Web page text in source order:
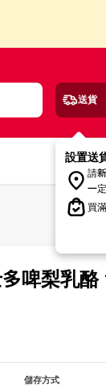
送貨
設置送
請
一
買
啤梨乳酪
儲存方式